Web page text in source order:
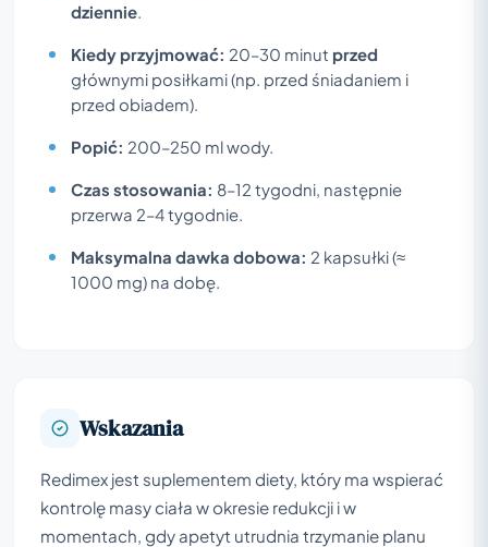
dziennie
Kiedy przyjmować: 20–30 minut przed
głównymi posiłkami (np. przed śniadaniem i
przed obiadem).
Popić: 200–250 ml wody.
Czas stosowania: 8–12 tygodni, następnie
przerwa 2–4 tygodnie.
Maksymalna dawka dobowa: 2 kapsułki (≈
1000 mg) na dobę.
Wskazania
Redimex jest suplementem diety, który ma wspierać
kontrolę masy ciała w okresie redukcji i w
momentach, gdy apetyt utrudnia trzymanie planu